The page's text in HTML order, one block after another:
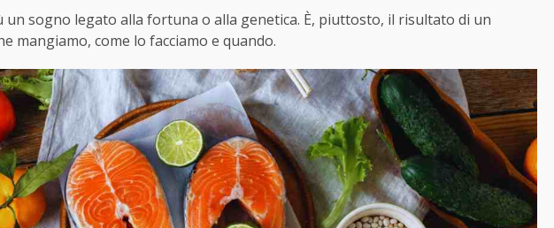
un sogno legato alla fortuna o alla genetica. È, piuttosto, il risultato di un
mangiamo, come lo facciamo e quando.